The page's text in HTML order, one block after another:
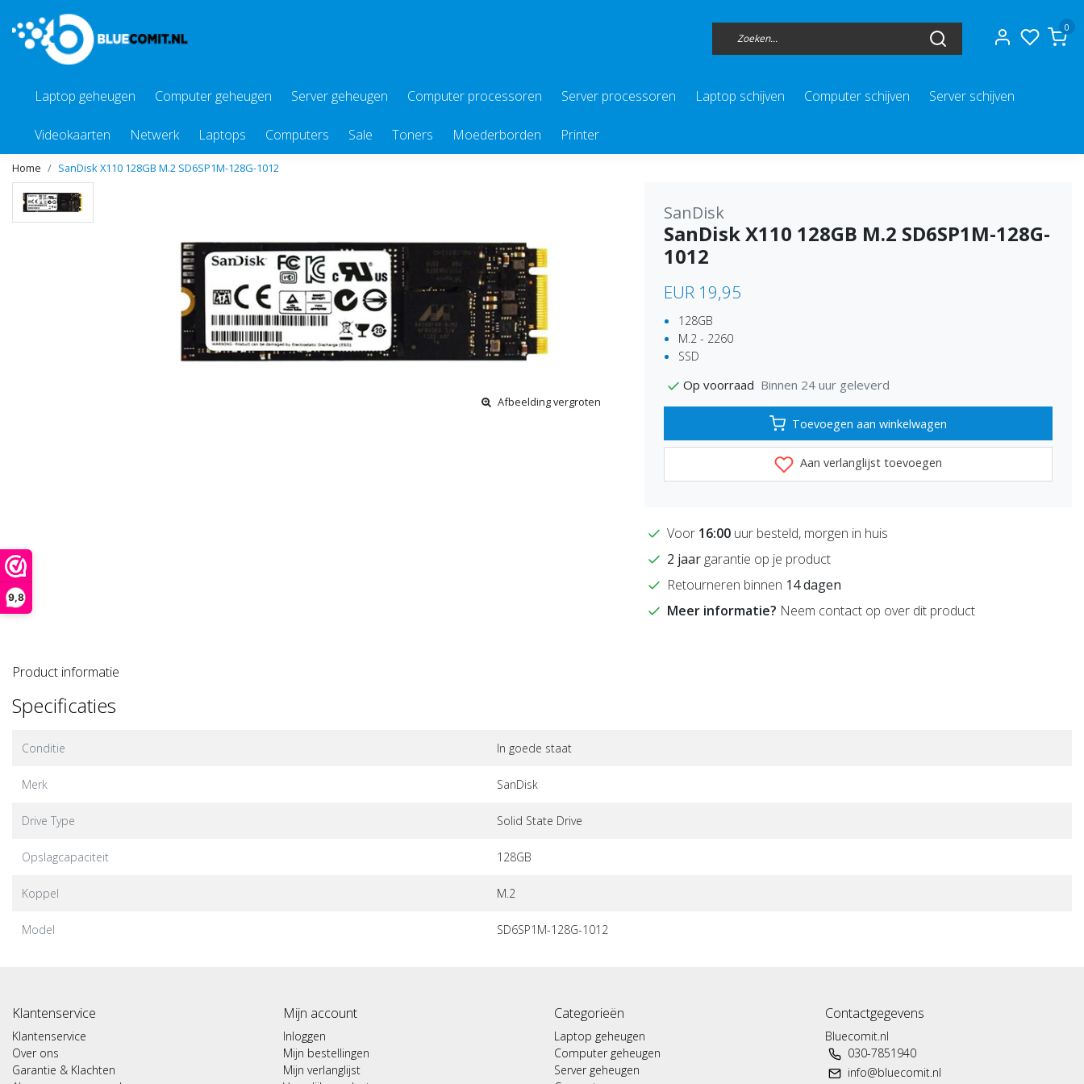
9,8
0
Laptop geheugen Computer geheugen Server geheugen Computer processoren Server processoren Laptop schijven Computer schijven Server schijven
Videokaarten Netwerk Laptops Computers Sale Toners Moederborden Printer
Home SanDisk X110 128GB M.2 SD6SP1M-128G-1012
Afbeelding vergroten
SanDisk
SanDisk X110 128GB M.2 SD6SP1M-128G-
1012
EUR 19,95
128GB
M.2 - 2260
SSD
Op voorraad Binnen 24 uur geleverd
Toevoegen aan winkelwagen
Aan verlanglijst toevoegen
Voor 16:00 uur besteld, morgen in huis
2 jaar garantie op je product
Retourneren binnen 14 dagen
Meer informatie? Neem contact op over dit product
Product informatie
Specificaties
Conditie In goede staat
Merk SanDisk
Drive Type Solid State Drive
Opslagcapaciteit 128GB
Koppel M.2
Model SD6SP1M-128G-1012
Klantenservice
Klantenservice
Over ons
Garantie & Klachten
Mijn account
Inloggen
Mijn bestellingen
Mijn verlanglijst
Categorieën
Laptop geheugen
Computer geheugen
Server geheugen
Contactgegevens
Bluecomit.nl
030-7851940
info@bluecomit.nl